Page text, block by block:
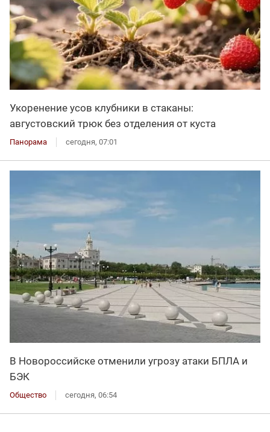
Укоренение усов клубники в стаканы:
августовский трюк без отделения от куста
Панорама сегодня, 07:01
В Новороссийске отменили угрозу атаки БПЛА и
БЭК
Общество сегодня, 06:54